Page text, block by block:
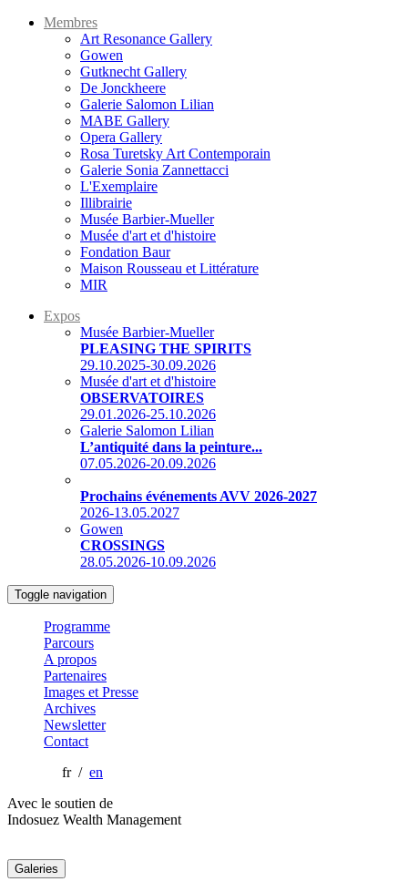
Membres
Art Resonance Gallery
Gowen
Gutknecht Gallery
De Jonckheere
Galerie Salomon Lilian
MABE Gallery
Opera Gallery
Rosa Turetsky Art Contemporain
Galerie Sonia Zannettacci
L'Exemplaire
Illibrairie
Musée Barbier-Mueller
Musée d'art et d'histoire
Fondation Baur
Maison Rousseau et Littérature
MIR
Expos
Musée Barbier-Mueller
PLEASING THE SPIRITS
29.10.2025-30.09.2026
Musée d'art et d'histoire
OBSERVATOIRES
29.01.2026-25.10.2026
Galerie Salomon Lilian
L’antiquité dans la peinture...
07.05.2026-20.09.2026
Prochains événements AVV 2026-2027
2026-13.05.2027
Gowen
CROSSINGS
28.05.2026-10.09.2026
Toggle navigation
Programme
Parcours
A propos
Partenaires
Images et Presse
Archives
Newsletter
Contact
fr / en
Avec le soutien de
Indosuez Wealth Management
Galeries